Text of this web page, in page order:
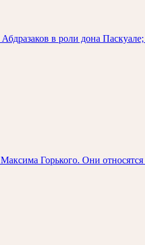
в роли дона
Горького. Они